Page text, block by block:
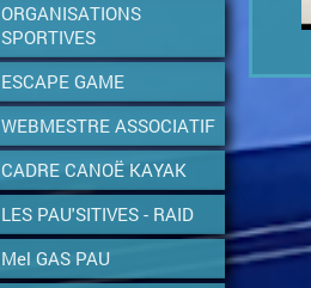
ORGANISATIONS
SPORTIVES
ESCAPE GAME
WEBMESTRE ASSOCIATIF
CADRE CANOË KAYAK
LES PAU'SITIVES - RAID
Mel GAS PAU